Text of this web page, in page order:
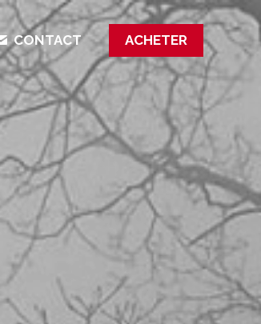
CONTACT ACHETER